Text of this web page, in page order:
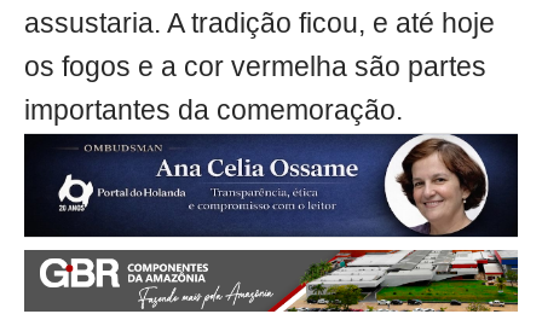
assustaria. A tradição ficou, e até hoje
os fogos e a cor vermelha são partes
importantes da comemoração.